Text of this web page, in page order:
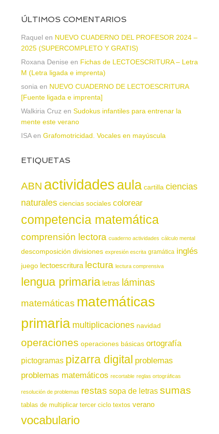
ÚLTIMOS COMENTARIOS
Raquel en NUEVO CUADERNO DEL PROFESOR 2024 –
2025 (SUPERCOMPLETO Y GRATIS)
Roxana Denise en Fichas de LECTOESCRITURA – Letra
M (Letra ligada e imprenta)
sonia en NUEVO CUADERNO DE LECTOESCRITURA
[Fuente ligada e imprenta]
Walkiria Cruz en Sudokus infantiles para entrenar la
mente este verano
ISAen Grafomotricidad. Vocales en mayúscula
ETIQUETAS
ABN actividadesaula cartilla ciencias
naturales ciencias sociales colorear
competencia matemática
comprensión lectora cuaderno actividades cálculo mental
descomposición divisiones expresión escrita gramática inglés
juego lectoescritura lectura lectura comprensiva
lengua primaria letras láminas
matemáticas matemáticas
primaria multiplicaciones navidad
operaciones operaciones básicas ortografía
pictogramas pizarra digital problemas
problemas matemáticos recortable reglas ortográficas
resolución de problemas restas sopa de letras sumas
tablas de multiplicar tercer ciclo textos verano
vocabulario